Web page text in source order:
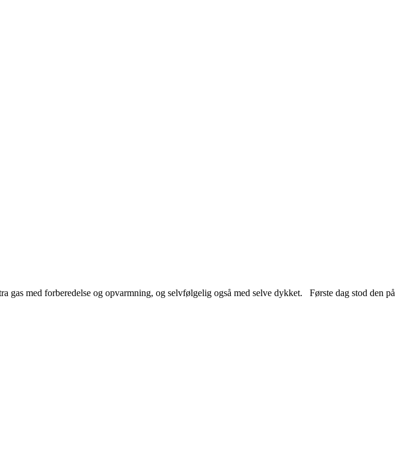
med forberedelse og opvarmning, og selvfølgelig også med selve dykket. Første dag stod den på